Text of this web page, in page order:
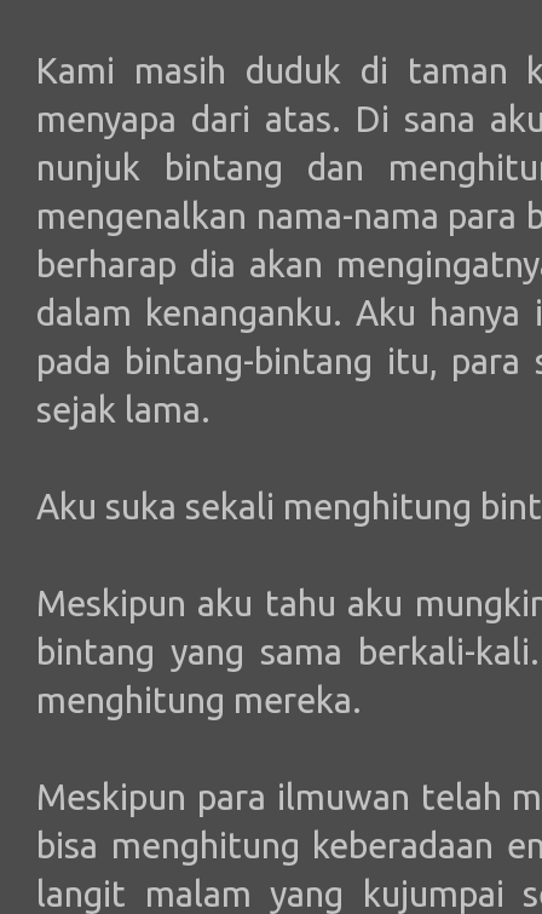
Kami masih duduk di taman
menyapa dari atas. Di sana
nunjuk bintang dan
mengenalkan nama-nama para
berharap dia akan
dalam kenanganku. Aku
pada bintang-bintang itu, para
sejak lama.
Aku suka sekali menghitung
Meskipun aku tahu aku
bintang yang sama berkali-
menghitung mereka.
Meskipun para ilmuwan telah
bisa menghitung keberadaan
langit malam yang kujumpai